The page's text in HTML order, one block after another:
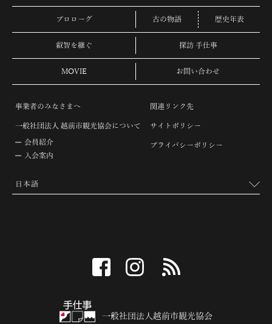
プロローグ 古の物語 歴史年表
叡智を継ぐ 探訪 手仕事
MOVIE お問い合わせ
事業者のみなさまへ
一般社団法人 越前市観光協会について
会員紹介
入会案内
関連リンク先
サイトポリシー
プライバシーポリシー
facebook instagram
一般社団法人越前市観光協会